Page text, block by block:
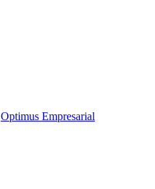
Optimus Empresarial